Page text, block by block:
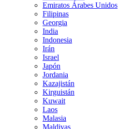
Emiratos Árabes Unidos
Filipinas
Georgia
India
Indonesia
Irán
Israel
Japón
Jordania
Kazajistán
Kirguistán
Kuwait
Laos
Malasia
Maldivas